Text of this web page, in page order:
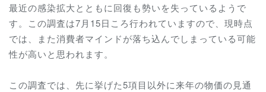
最近の感染拡大とともに回復も勢いを失っているようで
す。この調査は7月15日ころ行われていますので、現時点
では、また消費者マインドが落ち込んでしまっている可能
性が高いと思われます。
この調査では、先に挙げた5項目以外に来年の物価の見通